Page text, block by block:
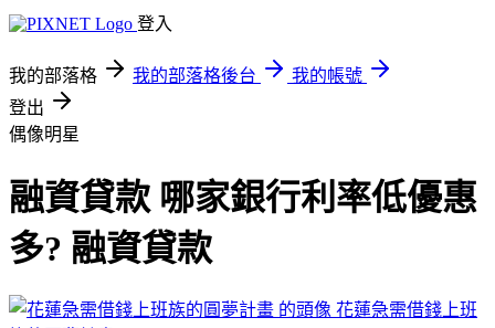
登入
我的部落格 我的部落格後台
我的帳號
登出
偶像明星
融資貸款 哪家銀行利率低優惠
多? 融資貸款
花蓮急需借錢上班